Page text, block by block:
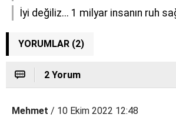
İyi değiliz... 1 milyar insanın ruh
YORUMLAR (2)
2 Yorum
Mehmet / 10 Ekim 2022 12:48